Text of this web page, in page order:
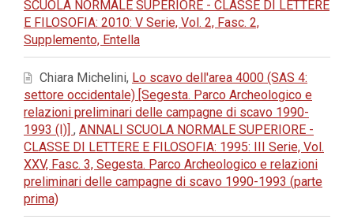
SCUOLA NORMALE SUPERIORE - CLASSE DI LETTERE
E FILOSOFIA: 2010: V Serie, Vol. 2, Fasc. 2,
Supplemento, Entella
Chiara Michelini, Lo scavo dell'area 4000 (SAS 4:
settore occidentale) [Segesta. Parco Archeologico e
relazioni preliminari delle campagne di scavo 1990-
1993 (I)] , ANNALI SCUOLA NORMALE SUPERIORE -
CLASSE DI LETTERE E FILOSOFIA: 1995: III Serie, Vol.
XXV, Fasc. 3, Segesta. Parco Archeologico e relazioni
preliminari delle campagne di scavo 1990-1993 (parte
prima)